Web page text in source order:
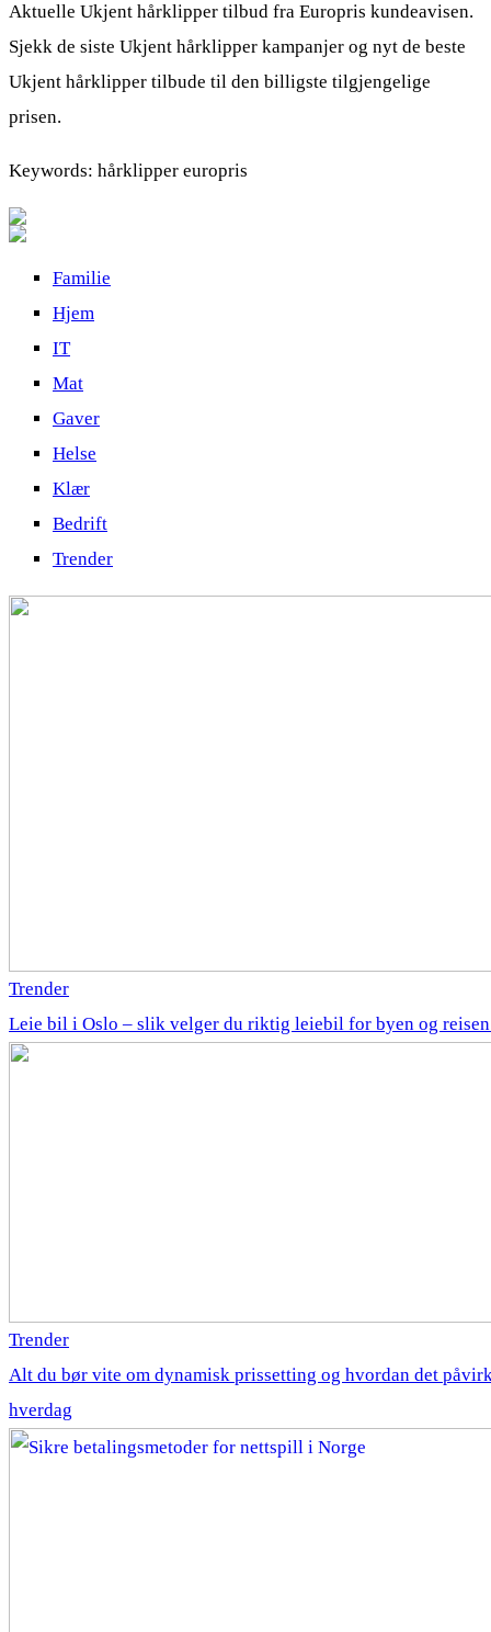
Aktuelle Ukjent hårklipper tilbud fra Europris kundeavisen.
Sjekk de siste Ukjent hårklipper kampanjer og nyt de beste
Ukjent hårklipper tilbude til den billigste tilgjengelige
prisen.
Keywords: hårklipper europris
Familie
Hjem
IT
Mat
Gaver
Helse
Klær
Bedrift
Trender
Trender
Leie bil i Oslo – slik velger du riktig leiebil for byen og
Trender
Alt du bør vite om dynamisk prissetting og hvordan det
hverdag